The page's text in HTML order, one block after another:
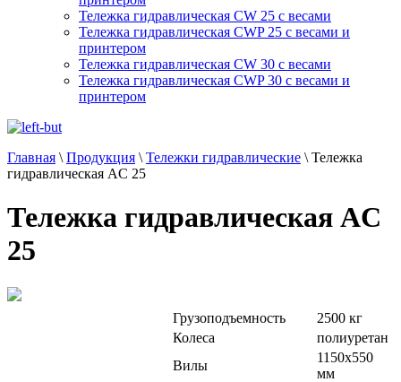
Тележка гидравлическая CW 25 с весами
Тележка гидравлическая CWP 25 с весами и
принтером
Тележка гидравлическая CW 30 с весами
Тележка гидравлическая CWP 30 с весами и
принтером
Главная \ Продукция \ Тележки гидравлические \ Тележка
гидравлическая AC 25
Тележка гидравлическая AC
25
Грузоподъемность
2500 кг
Колеса
полиуретан
Вилы
1150x550
мм